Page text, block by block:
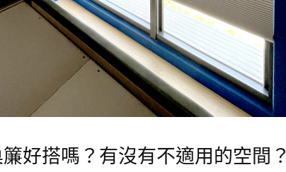
好搭嗎？有沒有不適用的空間？